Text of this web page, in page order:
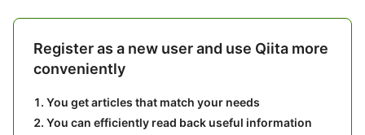
Register as a new user and use Qiita more
conveniently
You get articles that match your needs
You can efficiently read back useful information